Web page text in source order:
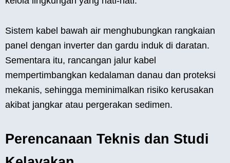
Sistem kabel bawah air menghubungkan rangkaian
panel dengan inverter dan gardu induk di daratan.
Sementara itu, rancangan jalur kabel
mempertimbangkan kedalaman danau dan proteksi
mekanis, sehingga meminimalkan risiko kerusakan
akibat jangkar atau pergerakan sedimen.
Perencanaan Teknis dan Studi